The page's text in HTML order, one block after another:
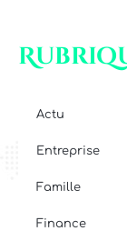
Actu
Entreprise
Famille
Finance